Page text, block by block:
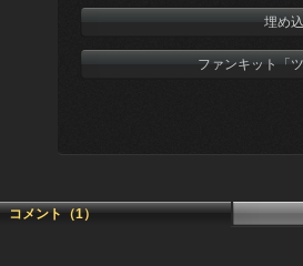
埋め
ファンキット「
コメント（1）